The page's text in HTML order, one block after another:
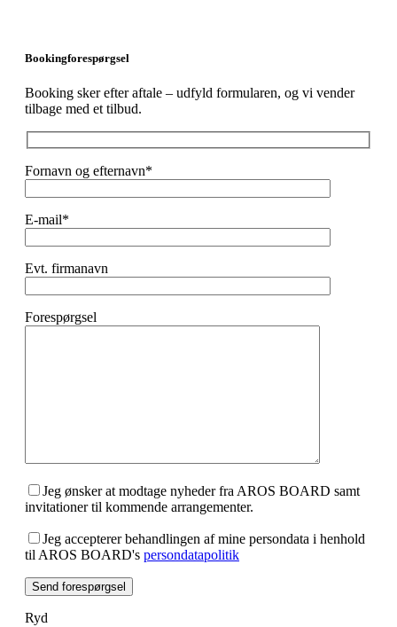
Bookingforespørgsel
Booking sker efter aftale – udfyld formularen, og vi vender
tilbage med et tilbud.
Fornavn og efternavn*
E-mail*
Evt. firmanavn
Forespørgsel
Jeg ønsker at modtage nyheder fra AROS BOARD samt
invitationer til kommende arrangementer.
Jeg accepterer behandlingen af mine persondata i henhold
til AROS BOARD's persondatapolitik
Ryd